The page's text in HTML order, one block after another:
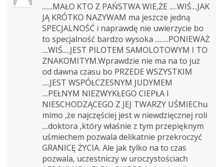
.......MAŁO KTO Z PAŃSTWA WIE,ŻE .....WIŚ....JAK
JĄ KRÓTKO NAZYWAM ma jeszcze jedną
SPECJALNOŚĆ i naprawdę nie uwierzycie bo
to specjalność bardzo wysoka .........PONIEWAŻ
....WIŚ.....JEST PILOTEM SAMOLOTOWYM I TO
ZNAKOMITYM.Wprawdzie nie ma na to już
od dawna czasu bo PRZEDE WSZYSTKIM
.....JEST WSPÓŁCZESNYM JUDYMEM
....PEŁNYM NIEZWYKŁEGO CIEPŁA I
NIESCHODZĄCEGO Z JEJ TWARZY UŚMIEChu
mimo ,że najczęściej jest w niewdzięcznej roli
....doktora ,który właśnie z tym przepięknym
uśmiechem pozwala delikatnie przekroczyć
GRANICĘ ŻYCIA. Ale jak tylko na to czas
pozwala, uczestniczy w uroczystościach